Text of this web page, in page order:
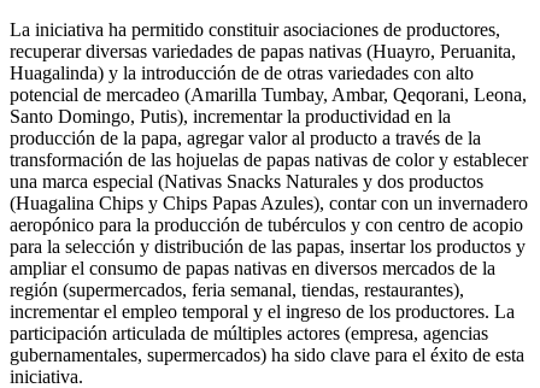
La iniciativa ha permitido constituir asociaciones de productores,
recuperar diversas variedades de papas nativas (Huayro, Peruanita,
Huagalinda) y la introducción de de otras variedades con alto
potencial de mercadeo (Amarilla Tumbay, Ambar, Qeqorani, Leona,
Santo Domingo, Putis), incrementar la productividad en la
producción de la papa, agregar valor al producto a través de la
transformación de las hojuelas de papas nativas de color y establecer
una marca especial (Nativas Snacks Naturales y dos productos
(Huagalina Chips y Chips Papas Azules), contar con un invernadero
aeropónico para la producción de tubérculos y con centro de acopio
para la selección y distribución de las papas, insertar los productos y
ampliar el consumo de papas nativas en diversos mercados de la
región (supermercados, feria semanal, tiendas, restaurantes),
incrementar el empleo temporal y el ingreso de los productores. La
participación articulada de múltiples actores (empresa, agencias
gubernamentales, supermercados) ha sido clave para el éxito de esta
iniciativa.